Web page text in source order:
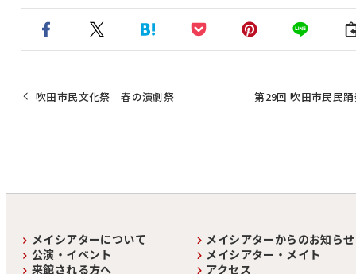
吹田市民文化祭 春の演劇祭 第29回 吹田市民民
メイシアターについて
メイシアターからのお知らせ
公演・イベント
メイシアター・メイト
来館される方へ
アクセス